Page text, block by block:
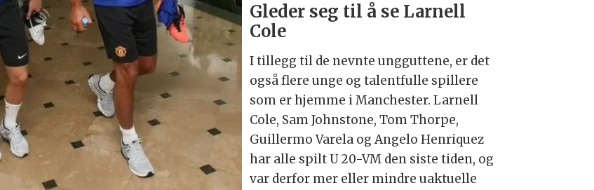
Gleder seg til å se Larnell
Cole
I tillegg til de nevnte ungguttene, er det
også flere unge og talentfulle spillere
som er hjemme i Manchester. Larnell
Cole, Sam Johnstone, Tom Thorpe,
Guillermo Varela og Angelo Henriquez
har alle spilt U 20-VM den siste tiden, og
var derfor mer eller mindre uaktuelle